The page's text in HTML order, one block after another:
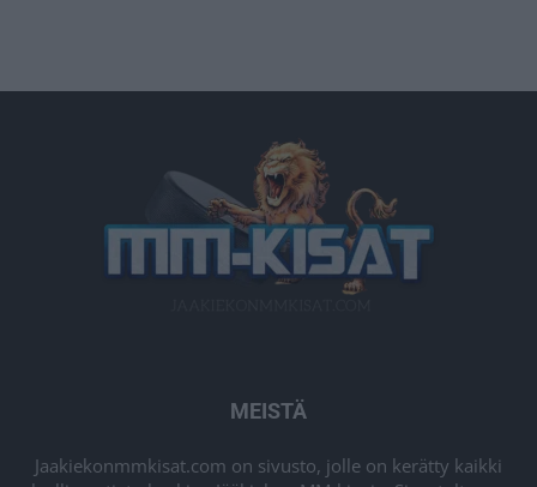
MEISTÄ
Jaakiekonmmkisat.com on sivusto, jolle on kerätty kaikki